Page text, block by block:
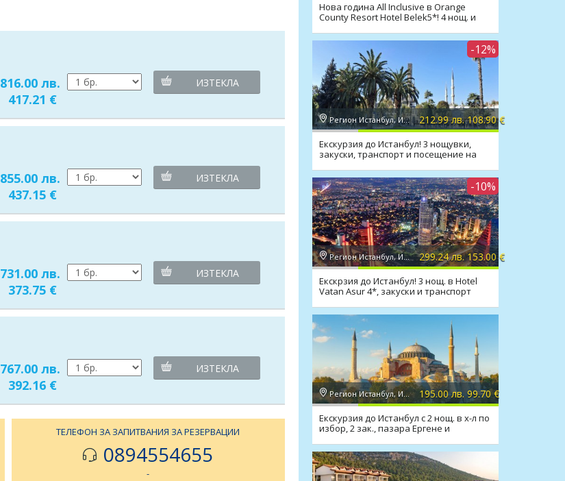
816.00 лв.
417.21 €
ИЗТЕКЛА
855.00 лв.
437.15 €
ИЗТЕКЛА
731.00 лв.
373.75 €
ИЗТЕКЛА
767.00 лв.
392.16 €
ИЗТЕКЛА
ТЕЛЕФОН ЗА ЗАПИТВАНИЯ ЗА РЕЗЕРВАЦИИ
0894554655
-
Нова година All Inclusive в Orange
County Resort Hotel Belek5*! 4 нощ. и
-12%
Регион Истанбул, Истанбул 212.99 лв. 108.90 €
Екскурзия до Истанбул! 3 нощувки,
закуски, транспорт и посещение на
-10%
Регион Истанбул, Истанбул 299.24 лв. 153.00 €
Екскрзия до Истанбул! 3 нощ. в Hotel
Vatan Asur 4*, закуски и транспорт
Регион Истанбул, Истанбул 195.00 лв. 99.70 €
Екскурзия до Истанбул с 2 нощ. в х-л по
избор, 2 зак., пазара Ергене и